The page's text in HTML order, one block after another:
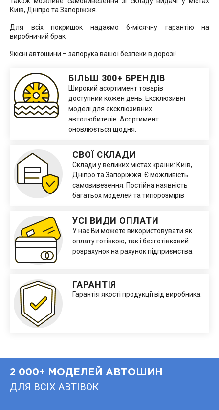
Київ, Дніпро та Запоріжжя.
Для всіх покришок надаємо 6-місячну гарантію на
виробничий брак.
Якісні автошини – запорука вашої безпеки в дорозі!
БІЛЬШ 300+ БРЕНДІВ
Широкий асортимент товарів
доступний кожен день. Ексклюзивні
моделі для ексклюзивних
автолюбителів. Асортимент
оновлюється щодня.
СВОЇ СКЛАДИ
Склади у великих містах країни: Київ,
Дніпро та Запоріжжя. Є можливість
самовивезення. Постійна наявність
багатьох моделей та типорозмірів
УСІ ВИДИ ОПЛАТИ
У нас Ви можете використовувати як
оплату готівкою, так і безготівковий
розрахунок на рахунок підприємства.
ГАРАНТІЯ
Гарантія якості продукції від виробника.
2 000+ МОДЕЛЕЙ АВТОШИН
ДЛЯ ВСІХ АВТІВОК